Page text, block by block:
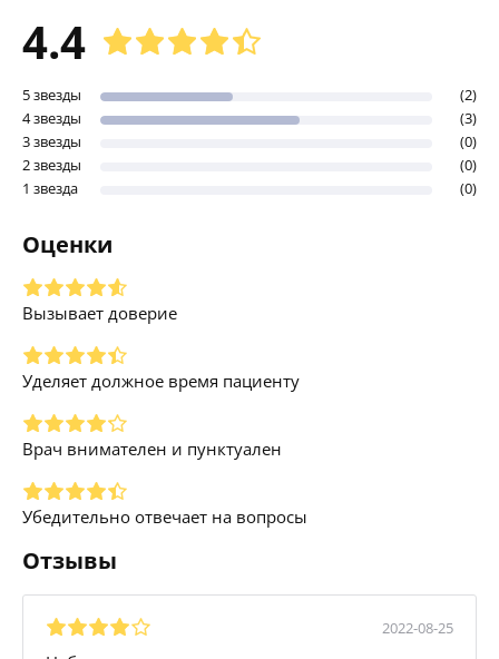
4.4
5 звезды
(2)
4 звезды
(3)
3 звезды
(0)
2 звезды
(0)
1 звезда
(0)
Оценки
Вызывает доверие
Уделяет должное время пациенту
Врач внимателен и пунктуален
Убедительно отвечает на вопросы
Отзывы
2022-08-25